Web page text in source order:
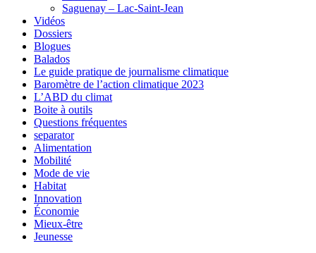
Saguenay – Lac-Saint-Jean
Vidéos
Dossiers
Blogues
Balados
Le guide pratique de journalisme climatique
Baromètre de l’action climatique 2023
L’ABD du climat
Boite à outils
Questions fréquentes
separator
Alimentation
Mobilité
Mode de vie
Habitat
Innovation
Économie
Mieux-être
Jeunesse